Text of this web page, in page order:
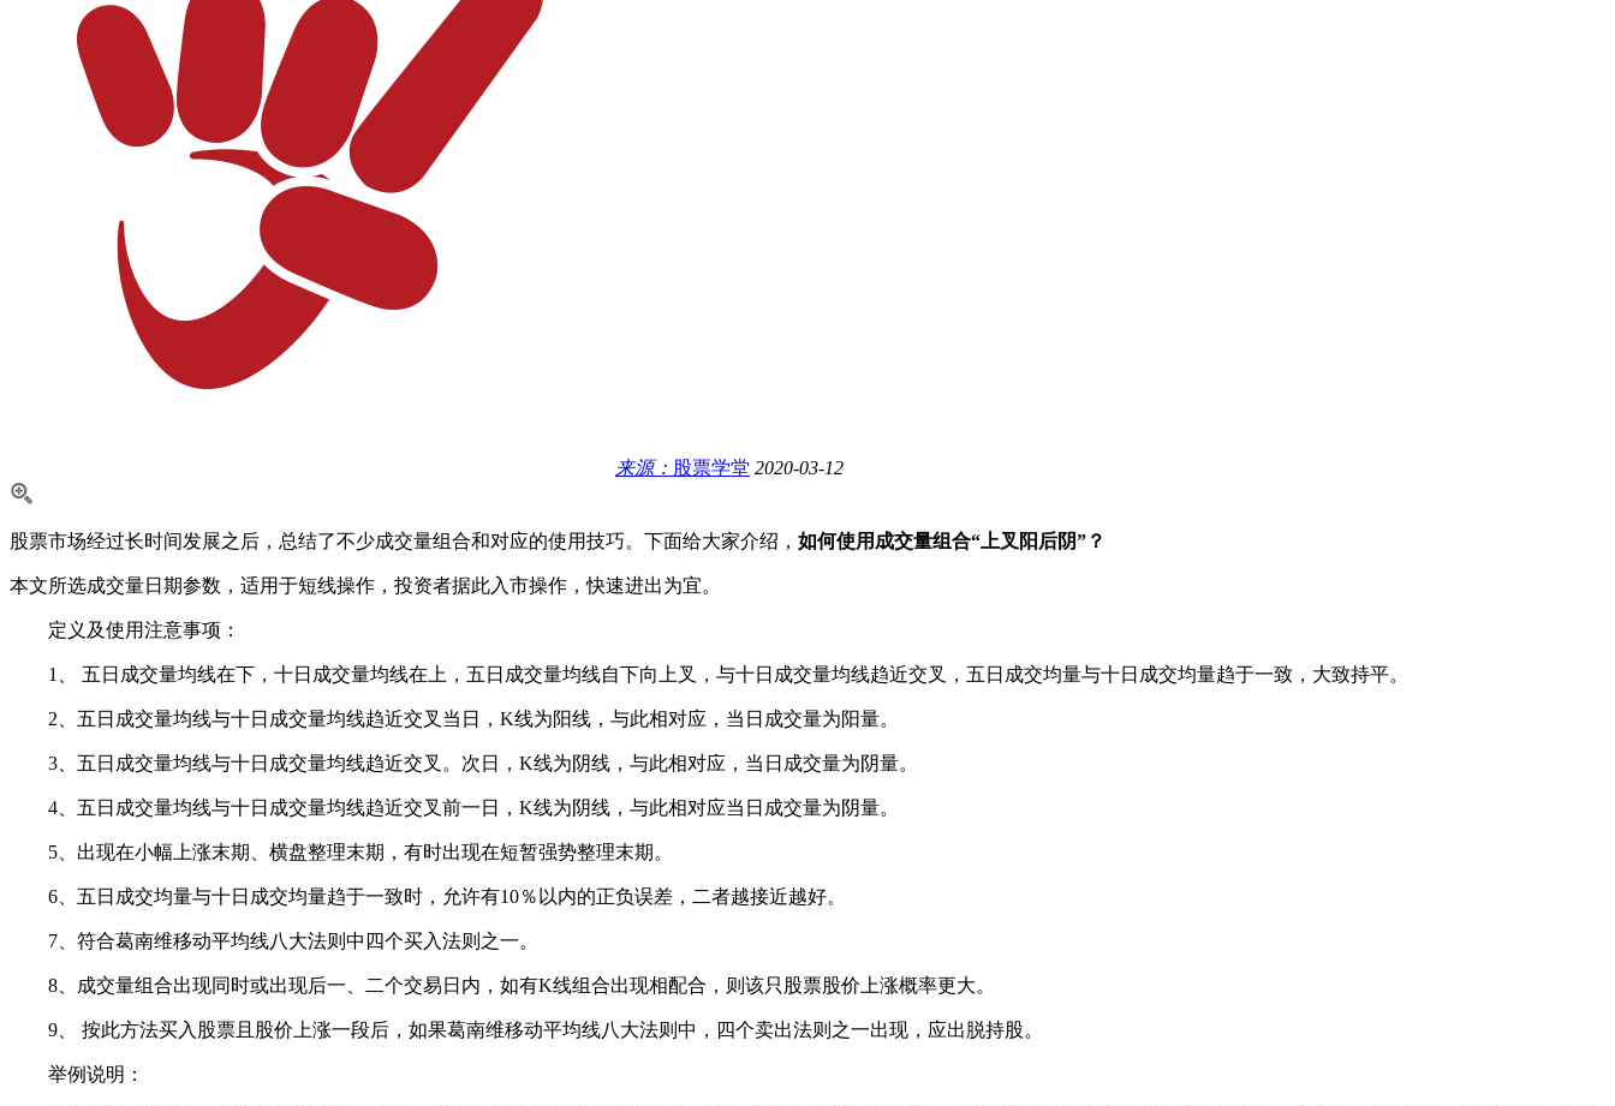
来源： 股票学堂 2020-03-12
股票市场经过长时间发展之后，总结了不少成交量组合和对应的使用技巧。下面给大家介绍， 如何使用成交量组合“上叉阳后阴”？
本文所选成交量日期参数，适用于短线操作，投资者据此入市操作，快速进出为宜。
定义及使用注意事项：
1、 五日成交量均线在下，十日成交量均线在上，五日成交量均线自下向上叉，与十日成交量均线趋近交叉，五日成交均量与十日成交均量趋于一致，大致持平。
2、五日成交量均线与十日成交量均线趋近交叉当日，K线为阳线，与此相对应，当日成交量为阳量。
3、五日成交量均线与十日成交量均线趋近交叉。次日，K线为阴线，与此相对应，当日成交量为阴量。
4、五日成交量均线与十日成交量均线趋近交叉前一日，K线为阴线，与此相对应当日成交量为阴量。
5、出现在小幅上涨末期、横盘整理末期，有时出现在短暂强势整理末期。
6、五日成交均量与十日成交均量趋于一致时，允许有10％以内的正负误差，二者越接近越好。
7、符合葛南维移动平均线八大法则中四个买入法则之一。
8、成交量组合出现同时或出现后一、二个交易日内，如有K线组合出现相配合，则该只股票股价上涨概率更大。
9、 按此方法买入股票且股价上涨一段后，如果葛南维移动平均线八大法则中，四个卖出法则之一出现，应出脱持股。
举例说明：